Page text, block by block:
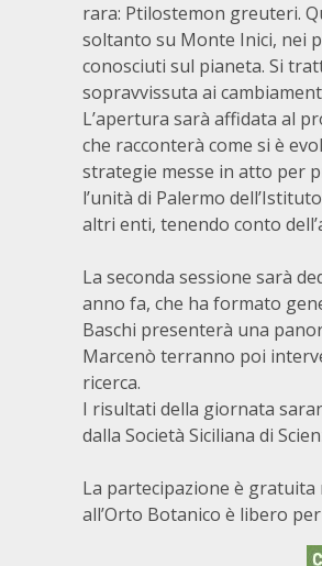
rara: Ptilostemon greuteri.
soltanto su Monte Inici, nei
conosciuti sul pianeta. Si
sopravvissuta ai
L’apertura sarà affidata al
che racconterà come si è
strategie messe in atto per
l’unità di Palermo
altri enti, tenendo conto
La seconda sessione sarà
anno fa, che ha formato
Baschi presenterà una
Marcenò terranno poi
ricerca.
I risultati della giornata
dalla Società Siciliana di
La partecipazione è gratuita
all’Orto Botanico è libero